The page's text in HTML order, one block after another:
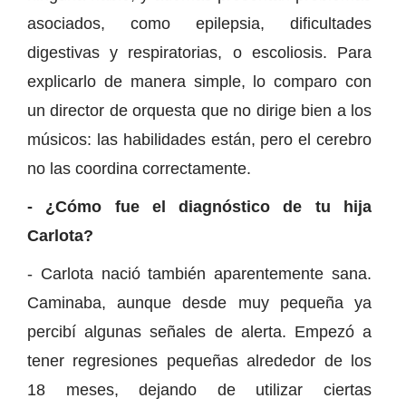
asociados, como epilepsia, dificultades
digestivas y respiratorias, o escoliosis. Para
explicarlo de manera simple, lo comparo con
un director de orquesta que no dirige bien a los
músicos: las habilidades están, pero el cerebro
no las coordina correctamente.
- ¿Cómo fue el diagnóstico de tu hija
Carlota?
- Carlota nació también aparentemente sana.
Caminaba, aunque desde muy pequeña ya
percibí algunas señales de alerta. Empezó a
tener regresiones pequeñas alrededor de los
18 meses, dejando de utilizar ciertas